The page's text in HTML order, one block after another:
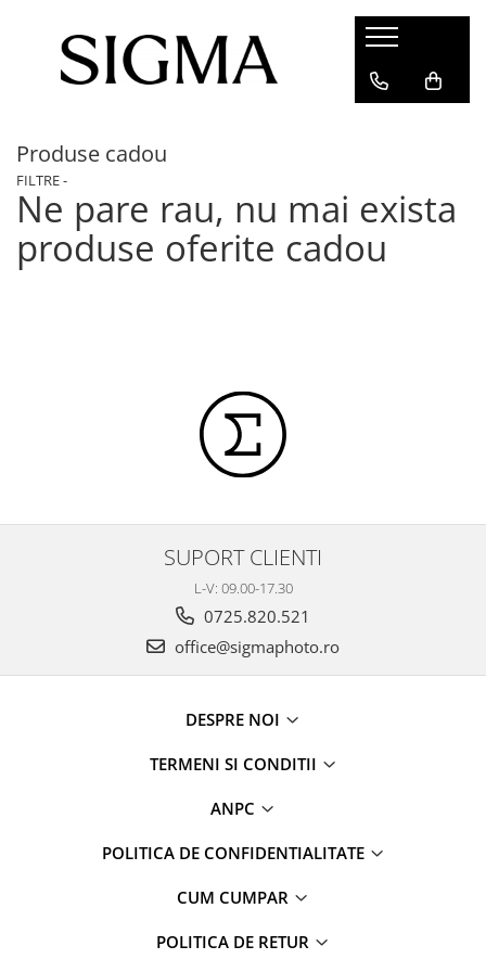
PRODUSE
ACCESORII
APARATE
OBIECTIVE VIDEO
INFO
Produse cadou
FILTRE -
Ne pare rau, nu mai exista
produse oferite cadou
SUPORT CLIENTI
L-V: 09.00-17.30
0725.820.521
office@sigmaphoto.ro
DESPRE NOI
TERMENI SI CONDITII
ANPC
POLITICA DE CONFIDENTIALITATE
CUM CUMPAR
POLITICA DE RETUR